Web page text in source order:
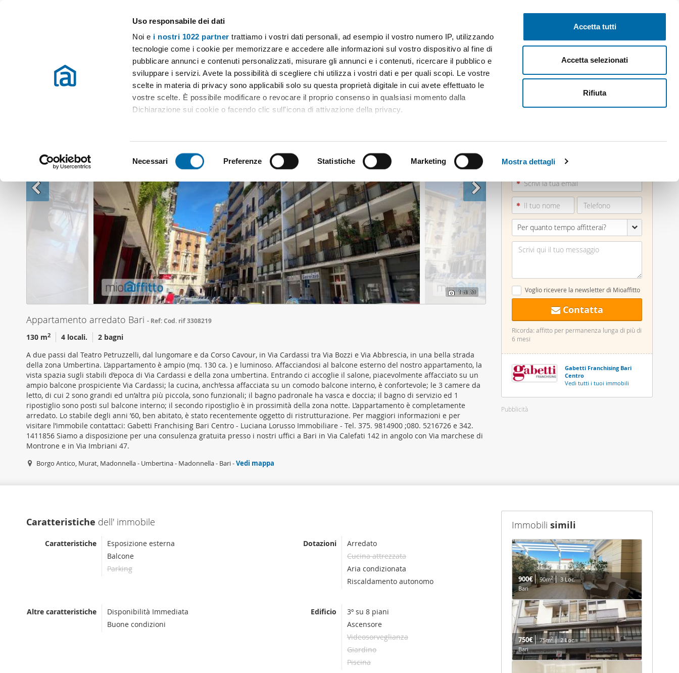
Uso responsabile dei dati
Noi e i nostri 1022 partner trattiamo i vostri dati personali, ad esempio il vostro numero IP, utilizzando
tecnologie come i cookie per memorizzare e accedere alle informazioni sul vostro dispositivo al fine di
pubblicare annunci e contenuti personalizzati, misurare gli annunci e i contenuti, ricercare il pubblico e
sviluppare i servizi. Avete la possibilità di scegliere chi utilizza i vostri dati e per quali scopi. Le vostre
scelte in materia di privacy sono applicabili solo su questa proprietà digitale in cui avete effettuato le
vostre scelte. È possibile modificare o revocare il proprio consenso in qualsiasi momento dalla
Dichiarazione sui cookie o facendo clic sull'icona di attivazione della privacy.
Identificare il tuo dispositivo, scansionandolo attivamente alla ricerca di caratteristiche specifiche
(impronte digitali).
Approfondisci come vengono elaborati i tuoi dati personali e imposta le tue preferenze nella
sezione
dettagli. Puoi modificare o ritirare il tuo consenso in qualsiasi momento dalla Dichiarazione sui cookie.
Utilizziamo i cookie per personalizzare contenuti ed annunci, per fornire funzionalità dei social media e
per analizzare il nostro traffico. Condividiamo inoltre informazioni sul modo in cui utilizza il nostro sito
con i nostri partner che si occupano di analisi dei dati web, pubblicità e social media, i quali potrebbero
combinarle con altre informazioni che ha fornito loro o che hanno raccolto dal suo utilizzo dei loro
servizi.
e
e
z
i
n
e
e
l
c
n
s
o
Necessari Preferenze Statistiche Marketing Mostra dettagli
Accetta tutti
Accetta selezionati
Rifiuta
Case e appartamenti in affitto in tutta Italia
Pubblica gratis Inizia sessione
Appartamento arredato Bari
1di 20
080521...
Per quanto tempo affitterai?
Voglio ricevere la newsletter di Mioaffitto
Contatta
Ricorda: affitto per permanenza lunga di più di
6 mesi
Gabetti Franchising Bari
Centro
Vedi tutti i tuoi immobili
Pubblicità
Appartamento arredato Bari Ref: Cod. rif 3308219
130 m2 4 locali.
2 bagni
A due passi dal Teatro Petruzzelli, dal lungomare e da Corso Cavour, in Via Cardassi tra Via Bozzi e Via Abbrescia, in una bella strada
della zona Umbertina. L’appartamento è ampio (mq. 130 ca. ) e luminoso. Affacciandosi al balcone esterno del nostro appartamento, la
vista spazia sugli stabili d’epoca di Via Cardassi e della zona umbertina. Entrando ci accoglie il salone, piacevolmente affacciato su un
ampio balcone prospiciente Via Cardassi; la cucina, anch’essa affacciata su un comodo balcone interno, è confortevole; le 3 camere da
letto, di cui 2 sono grandi ed un’altra più piccola, sono funzionali; il bagno padronale ha vasca e doccia; il bagno di servizio ed 1
ripostiglio sono posti sul balcone interno; il secondo ripostiglio è in prossimità della zona notte. L’appartamento è completamente
arredato. Lo stabile degli anni ’60, ben abitato, è stato recentemente oggetto di ristrutturazione. Per maggiori informazioni e per
visitare l’immobile contattaci: Gabetti Franchising Bari Centro - Luciana Lorusso Immobiliare - Tel. 375. 9814900 ;080. 5216726 e 342.
1411856 Siamo a disposizione per una consulenza gratuita presso i nostri uffici a Bari in Via Calefati 142 in angolo con Via marchese di
Montrone e in Via Imbriani 47.
Borgo Antico, Murat, Madonnella - Umbertina - Madonnella - Bari -Vedi mappa
Caratteristiche dell' immobile
Caratteristiche
Esposizione esterna
Balcone
Parking
Dotazioni
Arredato
Cucina attrezzata
Aria condizionata
Riscaldamento autonomo
Altre caratteristiche
Disponibilità Immediata
Buone condizioni
Edificio
3º su 8 piani
Ascensore
Videosorveglianza
Giardino
Piscina
Immobili simili
900€ 90m2
3 Loc.
Bari
750€ 75m2
2 Loc.
Bari